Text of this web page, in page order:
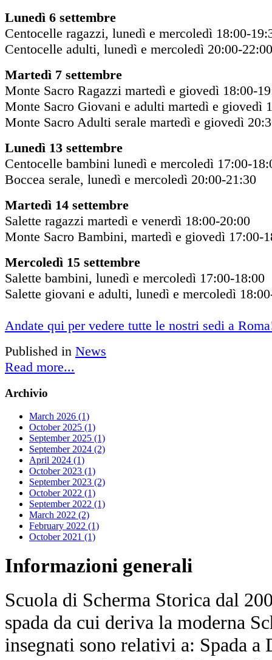
Lunedì 6 settembre
Centocelle ragazzi, lunedì e mercoledì 18:00-
Centocelle adulti, lunedì e mercoledì 20:00-22:00
Martedì 7 settembre
Monte Sacro Ragazzi martedì e giovedì 18:00-
Monte Sacro Giovani e adulti martedì e giovedì
Monte Sacro Adulti serale martedì e giovedì
Lunedì 13 settembre
Centocelle bambini lunedì e mercoledì 17:00-
Boccea serale, lunedì e mercoledì 20:00-21:30
Martedì 14 settembre
Salette ragazzi martedì e venerdì 18:00-20:00
Monte Sacro Bambini, martedì e giovedì 17:00-
Mercoledì 15 settembre
Salette bambini, lunedì e mercoledì 17:00-18:00
Salette giovani e adulti, lunedì e mercoledì
Andate qui per vedere tutte le nostri sedi a
Published in News
Read more...
Archivio
March 2026 (1)
October 2025 (1)
September 2025 (1)
September 2024 (2)
April 2024 (1)
October 2023 (1)
September 2023 (2)
October 2022 (1)
September 2022 (1)
March 2022 (2)
February 2022 (1)
October 2021 (1)
Informazioni generali
Scuola di Scherma Storica dal
spada da cui deriva la moderna
insegnati sono relativi a: Spada a